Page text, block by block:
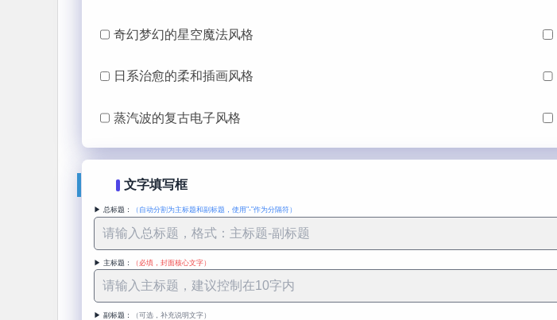
奇幻梦幻的星空魔法风格
日系治愈的柔和插画风格
蒸汽波的复古电子风格
文字填写框
▶ 总标题： （自动分割为主标题和副标题，使用"-"作为分隔符）
▶ 主标题： （必填，封面核心文字）
▶ 副标题： （可选，补充说明文字）